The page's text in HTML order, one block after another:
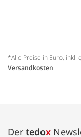
*Alle Preise in Euro, inkl.
Versandkosten
Der tedox